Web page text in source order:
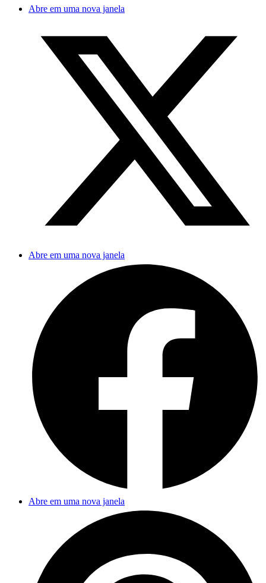
Abre em uma nova janela
Abre em uma nova janela
Abre em uma nova janela